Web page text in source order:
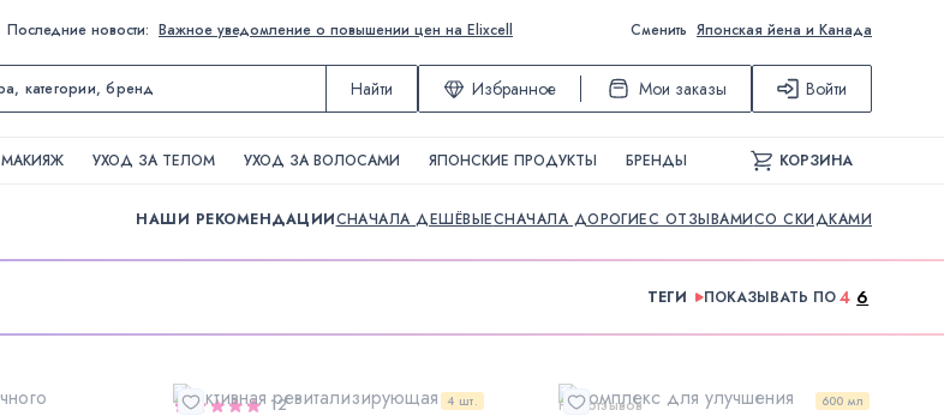
Последние новости: Важное уведомление о повышении цен на Elixcell Сменить Японская йена и Канада
Найти Избранное Мои заказы Войти
МАКИЯЖ УХОД ЗА ТЕЛОМ УХОД ЗА ВОЛОСАМИ ЯПОНСКИЕ ПРОДУКТЫ БРЕНДЫ КОРЗИНА
НАШИ РЕКОМЕНДАЦИИСНАЧАЛА ДЕШЁВЫЕСНАЧАЛА ДОРОГИЕС ОТЗЫВАМИСО СКИДКАМИ
ТЕГИ ПОКАЗЫВАТЬ ПО4 6
4 шт.
12 600 мл
Нет отзывов